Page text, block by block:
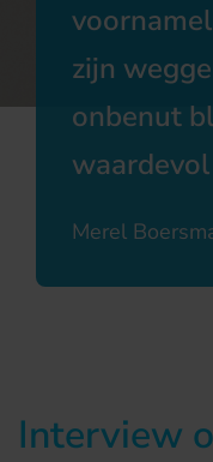
zijn
onbenut
Merel
Interview